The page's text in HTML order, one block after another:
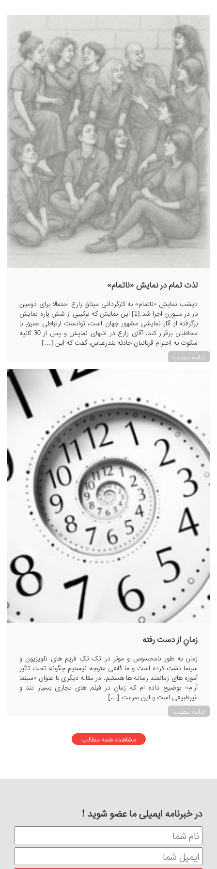
Lilo & Stitch (2025)
لذت تمام در نمایش «ناتمام»
دیشب نمایشِ «ناتمام» به کارگردانی میثاق زارع احتمالا برای دومین
بار در ملبورن اجرا شد.[1] این نمایش که ترکیبی از شش پاره‌-نمایش
برگرفته از آثار نمایشی مشهور جهان است، توانست ارتباطی عمیق با
مخاطبان برقرار کند. آقای زارع در انتهای نمایش و پس از 30 ثانیه
سکوت به احترام قربانیان حادثه بندرعباس، گفت که این […]
ادامه مطلب
زمانِ از دست رفته
زمان به طور نامحسوس و موثر در تک تکِ فریم های تلویزیون و
سینما نشت کرده است و ما گاهی متوجه نیستیم چگونه تحت تاثیر
آموزه های زمانمندِ رسانه ها هستیم. در مقاله دیگری با عنوان «سینما
آرام» توضیح داده ام که زمان در فیلم های تجاری بسیار تند و
غیرطبیعی است و این سرعت […]
ادامه مطلب
مشاهده همه مطالب
در خبرنامه ایمیلی ما عضو شوید !